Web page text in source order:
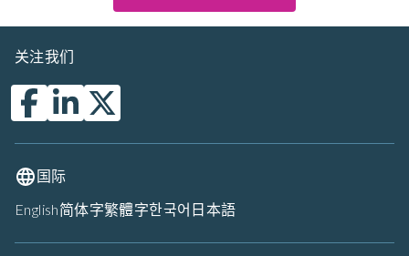
关注我们
国际
English简体字繁體字한국어 日本語